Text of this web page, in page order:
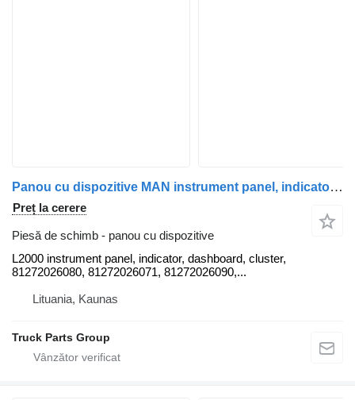
Panou cu dispozitive MAN instrument panel, indicator, dashboard, instrume L2000 pentru cap tractor MAN 4 series, L2000
Preț la cerere
Piesă de schimb - panou cu dispozitive
L2000 instrument panel, indicator, dashboard, cluster,
81272026080, 81272026071, 81272026090,...
Lituania, Kaunas
Truck Parts Group